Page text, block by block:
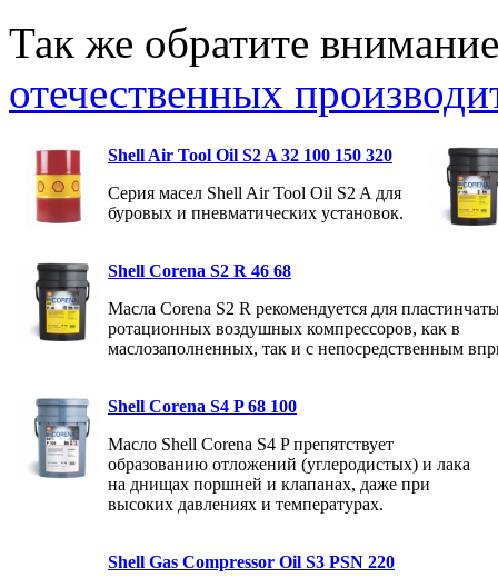
Так же обратите
отечественных
Shell Air Tool Oil S2 A 32 100 150 320
Серия масел Shell Air Tool Oil S2 A для
буровых и пневматических установок.
Shell Corena S2 R 46 68
Масла Corena S2 R рекомендуется для
ротационных воздушных компрессоров, как в
маслозаполненных, так и с непосредственным
Shell Corena S4 P 68 100
Масло Shell Corena S4 P препятствует
образованию отложений (углеродистых) и лака
на днищах поршней и клапанах, даже при
высоких давлениях и температурах.
Shell Gas Compressor Oil S3 PSN 220